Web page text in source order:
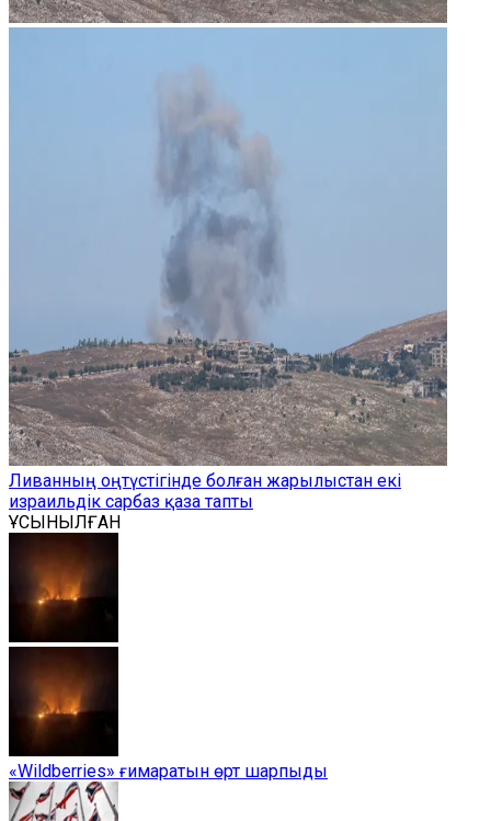
Ливанның оңтүстігінде болған жарылыстан екі
израильдік сарбаз қаза тапты
ҰСЫНЫЛҒАН
«Wildberries» ғимаратын өрт шарпыды